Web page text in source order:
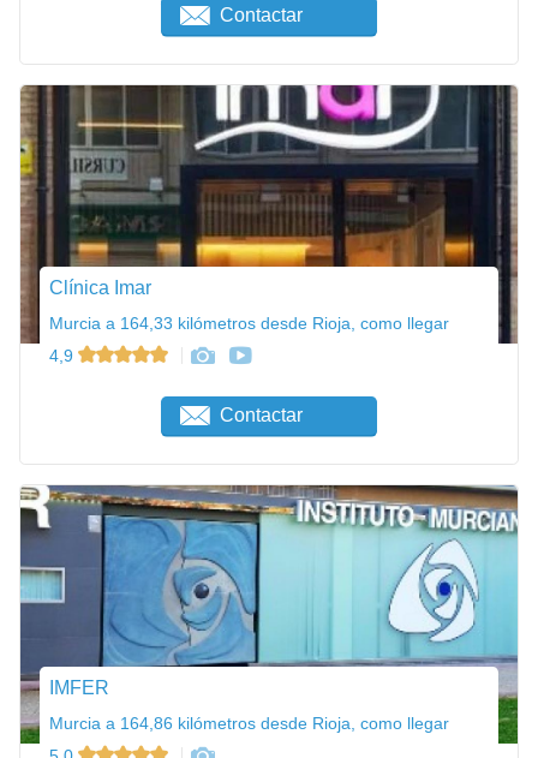
Contactar
Clínica Imar
Murcia a 164,33 kilómetros desde Rioja, como llegar
4,9
Contactar
IMFER
Murcia a 164,86 kilómetros desde Rioja, como llegar